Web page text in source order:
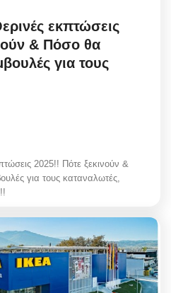
εκπτώσεις
& Πόσο θα
για τους
2025!! Πότε ξεκινούν &
για τους καταναλωτές,